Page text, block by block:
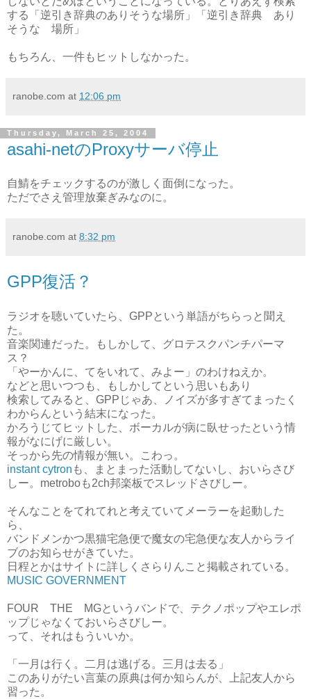
する「逆引き辞典のありそうな場所」「逆引き辞典 あり
そうな 場所」
もちろん、一件もヒットしなかった。
ranobe.com at 12:06 pm
Thursday, March 25, 2004
asahi-netのProxyサーバ停止
自鯖をチェックするのが激しく面倒になった。
ただでさえ管理放棄ぎみなのに。
ranobe.com at 8:32 pm
GPP復活？
ラジオを聴いていたら、GPPという単語がちらっと聞え
た。
音楽関連だった。もしかして、グロテスクパンチパーマ
ス？
「やーかんに、てをいれて、みよー」のわけねえか。
などと思いつつも、もしかしてという思いもあり
検索してみると、GPPじゃあ、ノイズが多すぎてまったく
わからんという結末になった。
かろうじてヒットした、ボーカルが病に臥せったという情
報がなにげに厳しい。
そっから先の情報が無い。こわっ。
instant cytron も、まとまった活動してないし、おいらさび
しー。metroboも2ch邦楽板でスレッドさびしー。
そんなことをてれてれと考えていてメーラーを起動した
ら、
バンドメンかつ黒猫宅急便で魔女の宅急便な友人からライ
ブのお知らせがきていた。
日程とかはサイトに詳しくさらりんこと掲載されている。
MUSIC GOVERNMENT
FOUR THE MGというバンドで、テクノポップやエレポ
ップじゃなくておいらさびしー。
って、それはもういいか。
「一月は行く。二月は逃げる。三月は去る」
このありがたい言葉の原典は何か知らんが、上記友人から
習った。